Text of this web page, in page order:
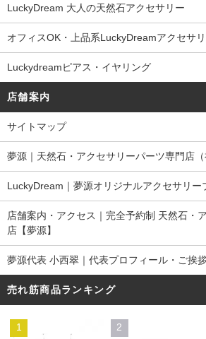
LuckyDream 大人の天然石アクセサリー
オフィスOK・上品系LuckyDreamアクセサ
Luckydreamピアス・イヤリング
店舗案内
サイトマップ
夢源｜天然石・アクセサリーパーツ専門店（
LuckyDream｜夢源オリジナルアクセサリー
店舗案内・アクセス｜完全予約制 天然石・
店【夢源】
夢源代表 小西翠｜代表プロフィール・ご挨
売れ筋商品ランキング
1 2